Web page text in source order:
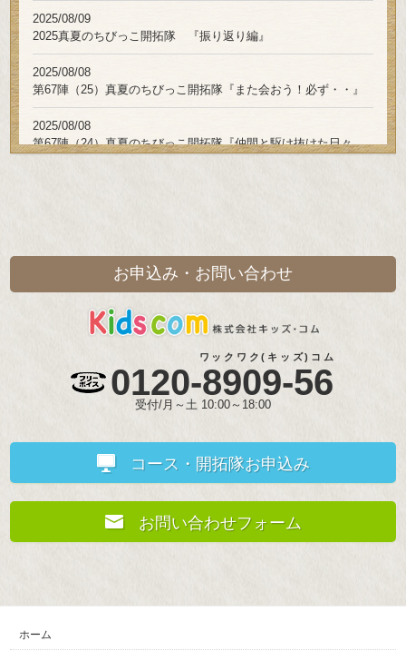
2025/08/09
2025真夏のちびっこ開拓隊 『振り返り編』
2025/08/08
第67陣（25）真夏のちびっこ開拓隊『また会おう！必ず・・』
2025/08/08
第67陣（24）真夏のちびっこ開拓隊『仲間と駆け抜けた日々
第67陣（22）真夏のちびっこ開拓隊『みんなで食べる最後の夜
2025/08/08
第67陣（21）真夏のちびっこ開拓隊『全員の力が試されるラス
トスパート』
第67陣（19）真夏のちびっこ開拓隊『いよいよ最終章』
お申込み・お問い合わせ
0120-8909-56
ワックワク(キッズ)コム
受付/月～土 10:00～18:00
コース・開拓隊お申込み
お問い合わせフォーム
ホーム